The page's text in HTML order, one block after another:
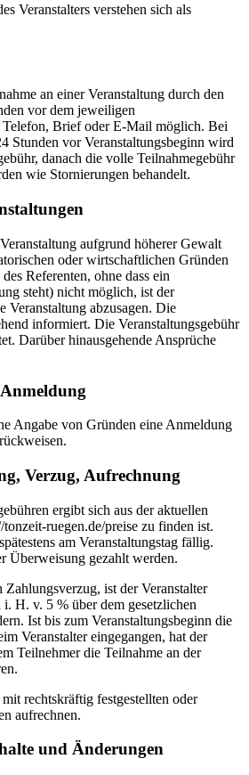
Veranstalters verstehen sich als
an einer Veranstaltung durch den
vor dem jeweiligen
Telefon, Brief oder E-Mail möglich. Bei
Stunden vor Veranstaltungsbeginn wird
danach die volle Teilnahmegebühr
wie Stornierungen behandelt.
aufgrund höherer Gewalt
oder wirtschaftlichen Gründen
Referenten, ohne dass ein
steht) nicht möglich, ist der
Veranstaltung abzusagen. Die
informiert. Die Veranstaltungsgebühr
Darüber hinausgehende Ansprüche
Angabe von Gründen eine Anmeldung
Verzug, Aufrechnung
ergibt sich aus der aktuellen
ruegen.de/preise zu finden ist.
am Veranstaltungstag fällig.
Überweisung gezahlt werden.
ist der Veranstalter
H. v. 5 % über dem gesetzlichen
Ist bis zum Veranstaltungsbeginn die
Veranstalter eingegangen, hat der
Teilnehmer die Teilnahme an der
rechtskräftig festgestellten oder
aufrechnen.
und Änderungen